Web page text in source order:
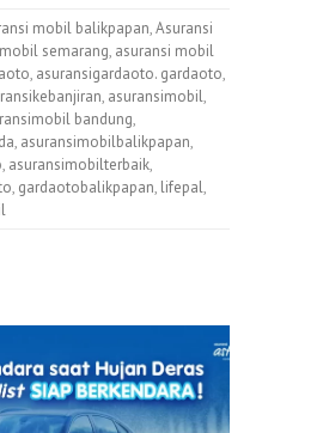
mobil balikpapan,Asuransi
semarang, asuransi mobil
, asuransigardaoto. gardaoto,
, asuransimobil,
bandung,
, asuransimobilbalikpapan,
, asuransimobilterbaik,
, gardaotobalikpapan, lifepal,